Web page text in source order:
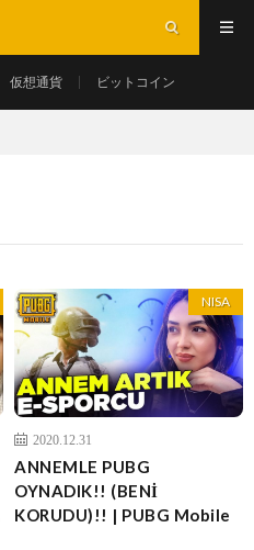
仮想通貨 ビットコイン
NISA
2020.12.31
ANNEMLE PUBG
OYNADIK!! (BENİ
KORUDU)!! | PUBG Mobile